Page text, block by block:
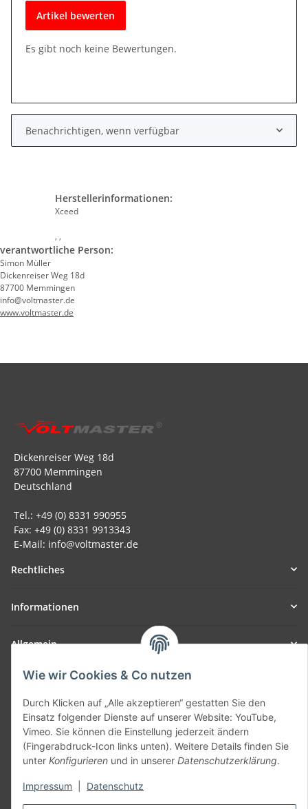
Wie wir Cookies & Co nutzen
Durch Klicken auf „Alle akzeptieren“ gestatten Sie den
Einsatz folgender Dienste auf unserer Website: YouTube,
Vimeo. Sie können die Einstellung jederzeit ändern
(Fingerabdruck-Icon links unten). Weitere Details finden Sie
unter Konfigurieren und in unserer Datenschutzerklärung.
Impressum Datenschutz
Artikel bewerten
Es gibt noch keine Bewertungen.
Benachrichtigen, wenn verfügbar
Herstellerinformationen:
Xceed
, ,
verantwortliche Person:
Simon Müller
Dickenreiser Weg 18d
87700 Memmingen
info@voltmaster.de
www.voltmaster.de
Dickenreiser Weg 18d
87700 Memmingen
Deutschland
Tel.: +49 (0) 8331 990955
Fax: +49 (0) 8331 9913343
E-Mail: info@voltmaster.de
Rechtliches
Informationen
Allgemein
Teil unseres Netzwerks:
Vertrag widerrufen